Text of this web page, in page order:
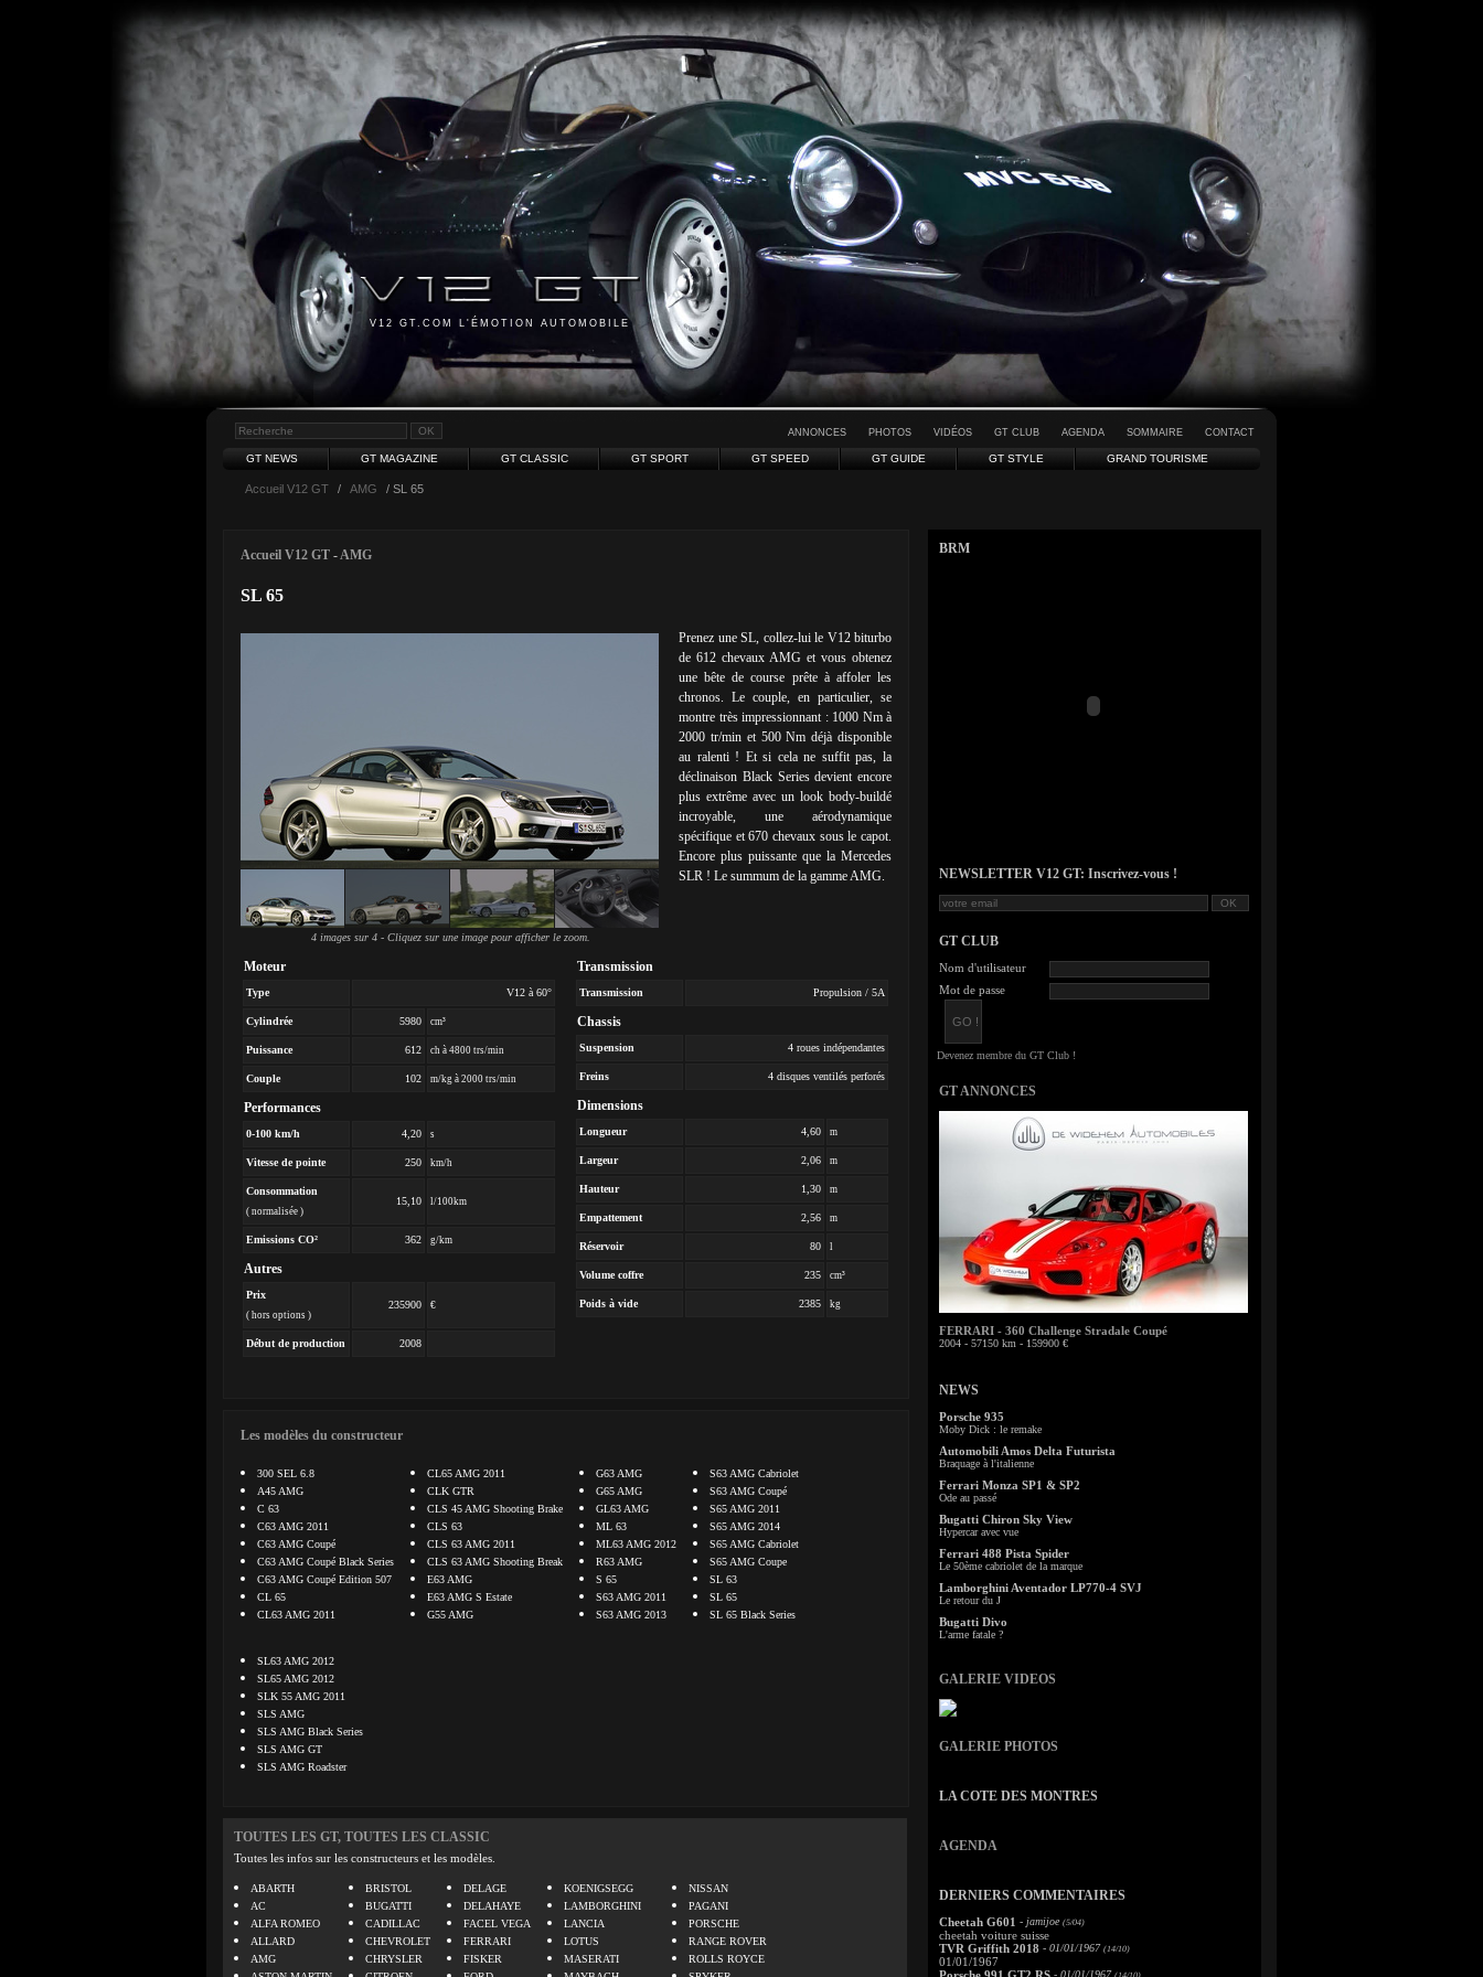
V12 GT.COM L'ÉMOTION AUTOMOBILE
ANNONCES PHOTOS VIDÉOS GT CLUB AGENDA SOMMAIRE CONTACT
GT NEWS GT MAGAZINE GT CLASSIC GT SPORT GT SPEED GT GUIDE GT STYLE GRAND TOURISME
Accueil V12 GT / AMG / SL 65
Accueil V12 GT -AMG
SL 65
4 images sur 4 - Cliquez sur une image pour afficher le zoom.
Prenez une SL, collez-lui le V12 biturbo
de 612 chevaux AMG et vous obtenez
une bête de course prête à affoler les
chronos. Le couple, en particulier, se
montre très impressionnant : 1000 Nm à
2000 tr/min et 500 Nm déjà disponible
au ralenti ! Et si cela ne suffit pas, la
déclinaison Black Series devient encore
plus extrême avec un look body-buildé
incroyable, une aérodynamique
spécifique et 670 chevaux sous le capot.
Encore plus puissante que la Mercedes
SLR ! Le summum de la gamme AMG.
Moteur
Type V12 à 60°
Cylindrée 5980 cm³
Puissance 612 ch à 4800 trs/min
Couple 102 m/kg à 2000 trs/min
Performances
0-100 km/h 4,20 s
Vitesse de pointe 250 km/h
Consommation
( normalisée )
15,10 l/100km
Emissions CO² 362 g/km
Autres
Prix
( hors options )
235900 €
Début de production 2008
Transmission
Transmission Propulsion / 5A
Chassis
Suspension 4 roues indépendantes
Freins 4 disques ventilés perforés
Dimensions
Longueur 4,60 m
Largeur 2,06 m
Hauteur 1,30 m
Empattement 2,56 m
Réservoir 80 l
Volume coffre 235 cm³
Poids à vide 2385 kg
Les modèles du constructeur
300 SEL 6.8
A45 AMG
C 63
C63 AMG 2011
C63 AMG Coupé
C63 AMG Coupé Black Series
C63 AMG Coupé Edition 507
CL 65
CL63 AMG 2011
CL65 AMG 2011
CLK GTR
CLS 45 AMG Shooting Brake
CLS 63
CLS 63 AMG 2011
CLS 63 AMG Shooting Break
E63 AMG
E63 AMG S Estate
G55 AMG
G63 AMG
G65 AMG
GL63 AMG
ML 63
ML63 AMG 2012
R63 AMG
S 65
S63 AMG 2011
S63 AMG 2013
S63 AMG Cabriolet
S63 AMG Coupé
S65 AMG 2011
S65 AMG 2014
S65 AMG Cabriolet
S65 AMG Coupe
SL 63
SL 65
SL 65 Black Series
SL63 AMG 2012
SL65 AMG 2012
SLK 55 AMG 2011
SLS AMG
SLS AMG Black Series
SLS AMG GT
SLS AMG Roadster
TOUTES LES GT, TOUTES LES CLASSIC
Toutes les infos sur les constructeurs et les modèles.
ABARTH
AC
ALFA ROMEO
ALLARD
AMG
BRISTOL
BUGATTI
CADILLAC
CHEVROLET
CHRYSLER
DELAGE
DELAHAYE
FACEL VEGA
FERRARI
FISKER
KOENIGSEGG
LAMBORGHINI
LANCIA
LOTUS
MASERATI
NISSAN
PAGANI
PORSCHE
RANGE ROVER
ROLLS ROYCE
BRM
NEWSLETTER V12 GT: Inscrivez-vous !
GT CLUB
Nom d'utilisateur
Mot de passe
GT ANNONCES
FERRARI - 360 Challenge Stradale Coupé
2004 - 57150 km - 159900 €
NEWS
Porsche 935
Moby Dick : le remake
Automobili Amos Delta Futurista
Braquage à l'italienne
Ferrari Monza SP1 & SP2
Ode au passé
Bugatti Chiron Sky View
Hypercar avec vue
Ferrari 488 Pista Spider
Le 50ème cabriolet de la marque
Lamborghini Aventador LP770-4 SVJ
Le retour du J
Bugatti Divo
L'arme fatale ?
GALERIE VIDEOS
GALERIE PHOTOS
LA COTE DES MONTRES
AGENDA
DERNIERS COMMENTAIRES
Cheetah G601 - jamijoe (5/04)
cheetah voiture suisse
TVR Griffith 2018 - 01/01/1967 (14/10)
01/01/1967
- 01/01/1967